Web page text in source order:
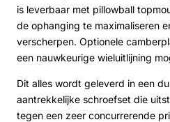
is leverbaar met pillowball
de ophanging te maximaliseren
verscherpen. Optionele
een nauwkeurige wieluitlijning
Dit alles wordt geleverd in een
aantrekkelijke schroefset die
tegen een zeer concurrerende